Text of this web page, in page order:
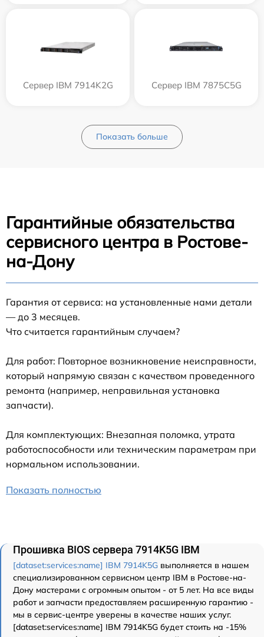
Сервер IBM 7914K2G Сервер IBM 7875C5G
Показать больше
Гарантийные обязательства
сервисного центра в Ростове-
на-Дону
Гарантия от сервиса: на установленные нами детали
— до 3 месяцев.
Что считается гарантийным случаем?
Для работ: Повторное возникновение неисправности,
который напрямую связан с качеством проведенного
ремонта (например, неправильная установка
запчасти).
Для комплектующих: Внезапная поломка, утрата
работоспособности или техническим параметрам при
нормальном использовании.
Показать полностью
Прошивка BIOS сервера 7914K5G IBM
[dataset:services:name] IBM 7914K5G выполняется в нашем
специализированном сервисном центр IBM в Ростове-на-
Дону мастерами с огромным опытом - от 5 лет. На все виды
работ и запчасти предоставляем расширенную гарантию -
мы в сервис-центре уверены в качестве наших услуг.
[dataset:services:name] IBM 7914K5G будет стоить на -15%